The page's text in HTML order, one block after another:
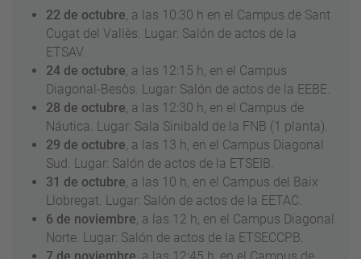
22 de octubre, a las 10:30 h en el Campus de Sant
Cugat del Vallès. Lugar: Salón de actos de la
ETSAV.
24 de octubre, a las 12:15 h, en el Campus
Diagonal-Besòs. Lugar: Salón de actos de la EEBE.
28 de octubre, a las 12:30 h, en el Campus de
Náutica. Lugar: Sala Sinibald de la FNB (1 planta).
29 de octubre, a las 13 h, en el Campus Diagonal
Sud. Lugar: Salón de actos de la ETSEIB.
31 de octubre, a las 10 h, en el Campus del Baix
Llobregat. Lugar: Salón de actos de la EETAC.
6 de noviembre, a las 12 h, en el Campus Diagonal
Norte. Lugar: Salón de actos de la ETSECCPB.